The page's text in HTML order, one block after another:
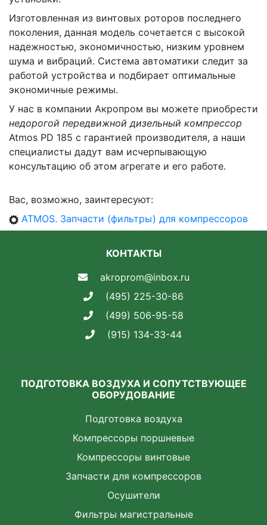
Изготовленная из винтовых роторов последнего
поколения, данная модель сочетается с высокой
надежностью, экономичностью, низким уровнем
шума и вибраций. Система автоматики следит за
работой устройства и подбирает оптимальные
экономичные режимы.
У нас в компании Акропром вы можете приобрести
недорогой передвижной дизельный компрессор
Atmos PD 185 с гарантией производителя, а наши
специалисты дадут вам исчерпывающую
консультацию об этом агрегате и его работе.
Вас, возможно, заинтересуют:
ATMOS. Запчасти (фильтры) для компрессоров
КОНТАКТЫ
akroprom@inbox.ru
(495) 225-30-86
(499) 506-95-58
(915) 134-33-44
ПОДГОТОВКА ВОЗДУХА И СОПУТСТВУЮЩЕЕ
ОБОРУДОВАНИЕ
Подготовка воздуха
Компрессоры поршневые
Компрессоры винтовые
Запчасти для компрессоров
Осушители
Фильтры магистральные